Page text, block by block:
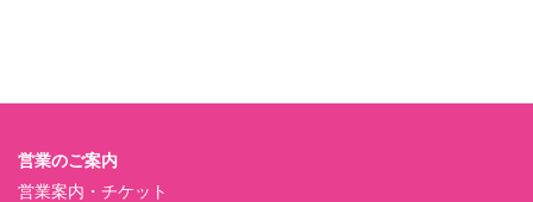
営業のご案内
営業案内・チケット